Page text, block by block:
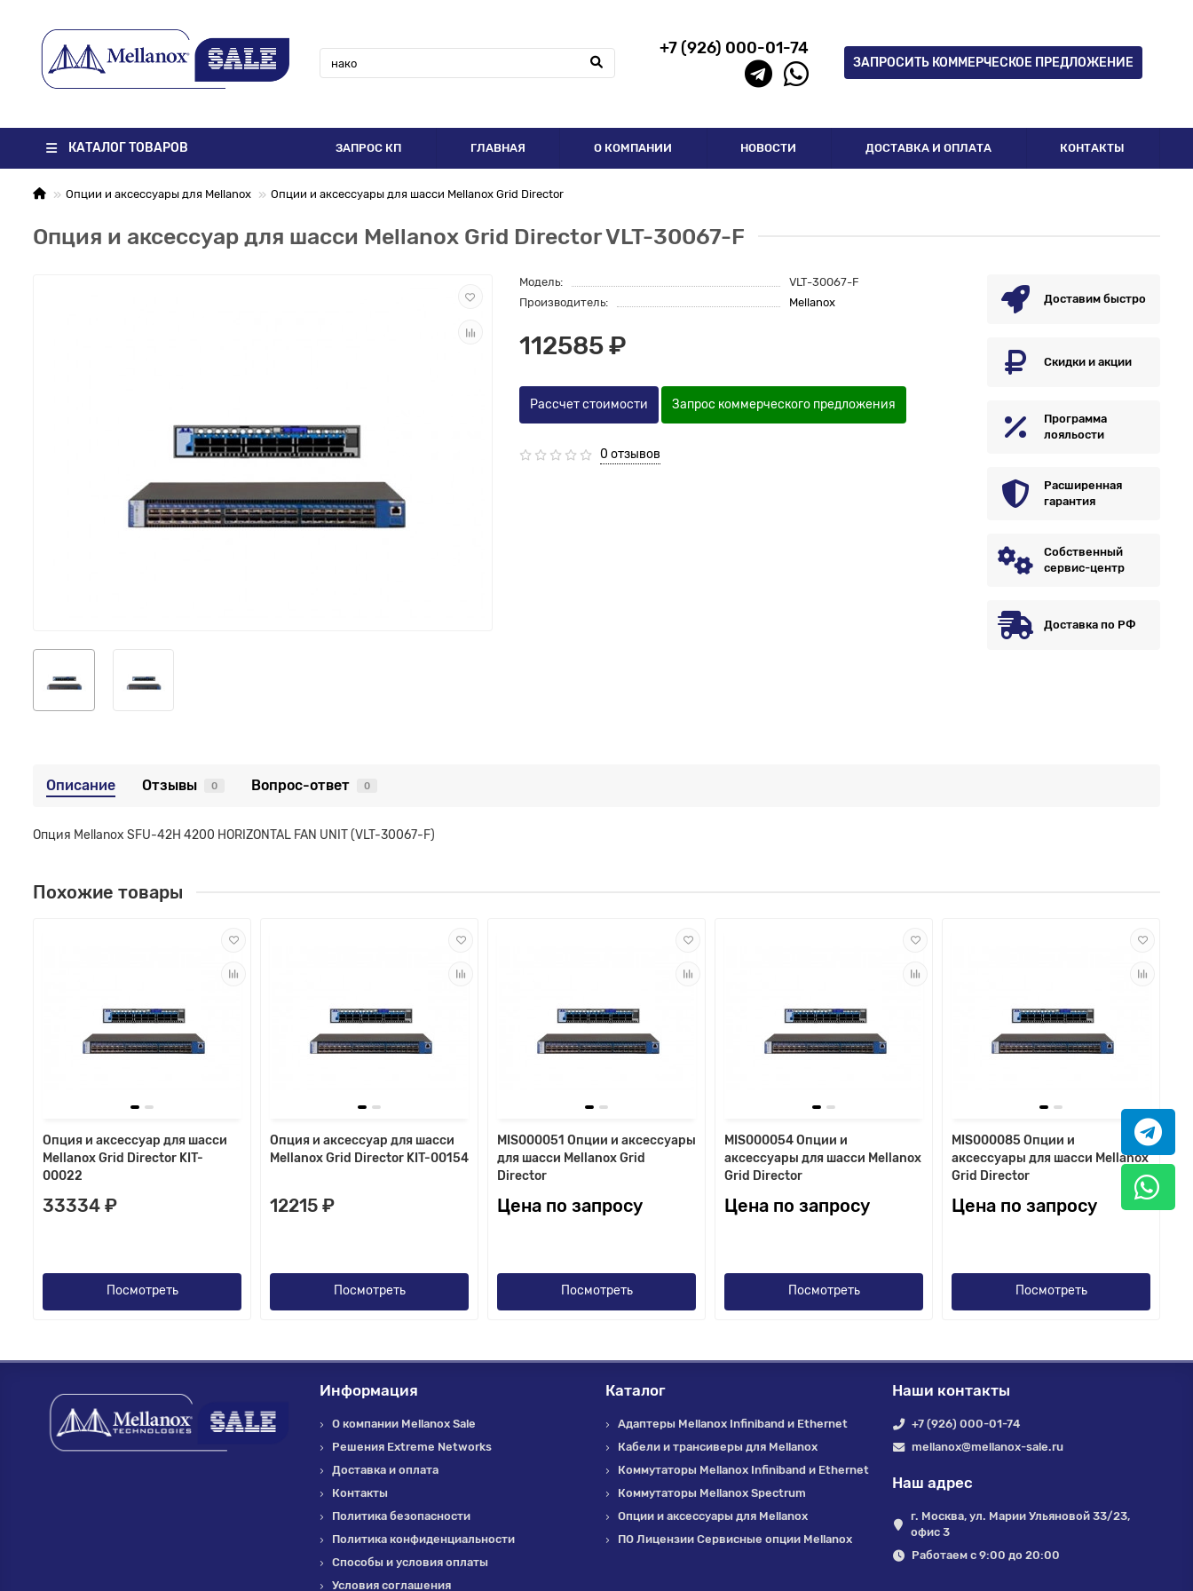
+7 (926) 000-01-74
ЗАПРОСИТЬ КОММЕРЧЕСКОЕ ПРЕДЛОЖЕНИЕ
КАТАЛОГ ТОВАРОВ ЗАПРОС КП ГЛАВНАЯ О КОМПАНИИ НОВОСТИ ДОСТАВКА И ОПЛАТА КОНТАКТЫ
Опции и аксессуары для Mellanox Опции и аксессуары для шасси Mellanox Grid Director
Опция и аксессуар для шасси Mellanox Grid Director VLT-30067-F
Модель:
VLT-30067-F
Производитель:
Mellanox
112585 ₽
Рассчет стоимости Запрос коммерческого предложения
0 отзывов
Доставим быстро
Скидки и акции
Программа
лояльости
Расширенная
гарантия
Собственный
сервис-центр
Доставка по РФ
Описание Отзывы 0 Вопрос-ответ 0
Опция Mellanox SFU-42H 4200 HORIZONTAL FAN UNIT (VLT-30067-F)
Похожие товары
Опция и аксессуар для шасси
Mellanox Grid Director KIT-
00022
33334 ₽
Посмотреть
Опция и аксессуар для шасси
Mellanox Grid Director KIT-00154
12215 ₽
Посмотреть
MIS000051 Опции и аксессуары
для шасси Mellanox Grid
Director
Цена по запросу
Посмотреть
MIS000054 Опции и
аксессуары для шасси Mellanox
Grid Director
Цена по запросу
Посмотреть
MIS000085 Опции и
аксессуары для шасси Mellanox
Grid Director
Цена по запросу
Посмотреть
Информация
О компании Mellanox Sale
Решения Extreme Networks
Доставка и оплата
Контакты
Политика безопасности
Политика конфиденциальности
Способы и условия оплаты
Условия соглашения
Каталог
Адаптеры Mellanox Infiniband и Ethernet
Кабели и трансиверы для Mellanox
Коммутаторы Mellanox Infiniband и Ethernet
Коммутаторы Mellanox Spectrum
Опции и аксессуары для Mellanox
ПО Лицензии Сервисные опции Mellanox
Наши контакты
+7 (926) 000-01-74
mellanox@mellanox-sale.ru
Наш адрес
г. Москва, ул. Марии Ульяновой 33/23,
офис 3
Работаем с 9:00 до 20:00